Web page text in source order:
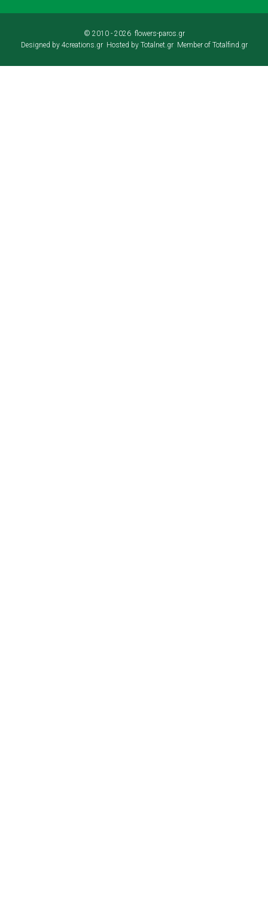
© 2010 - 2026 flowers-paros.gr
Designed by 4creations.grHosted by Totalnet.grMember of Totalfind.gr